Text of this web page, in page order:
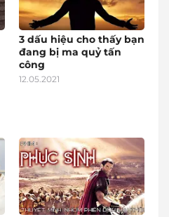
3 dấu hiệu cho thấy bạn
đang bị ma quỷ tấn
công
12.05.2021